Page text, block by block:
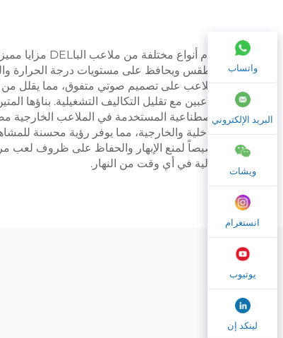
بالطقس ويحافظ على مستويات درجة الحرارة
الملاعب على تصميم صوتي متفوق، مما يقلل من
لللاعبين مع تقليل التكاليف التشغيلية.
الداخلية والخارجية، مما يوفر رؤية محسنة
خصيصاً لمنع الإبهار والحفاظ على ظروف لعب
مثالية في أي وقت من النهار.
واتساب
البريد الإلكتروني
ويشات
انستغرام
يوتيوب
لينكد إن